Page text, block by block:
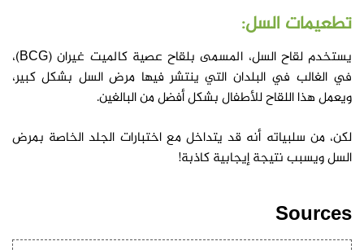
تطعيمات السل:
يستخدم لقاح السل، المسمى بلقاح عصية كالميت غيران (BCG)،
في الغالب في البلدان التي ينتشر فيها مرض السل بشكل كبير،
ويعمل هذا اللقاح للأطفال بشكل أفضل من البالغين.
لكن، من سلبياته أنه قد يتداخل مع اختبارات الجلد الخاصة بمرض
السل ويسبب نتيجة إيجابية كاذبة!
Sources